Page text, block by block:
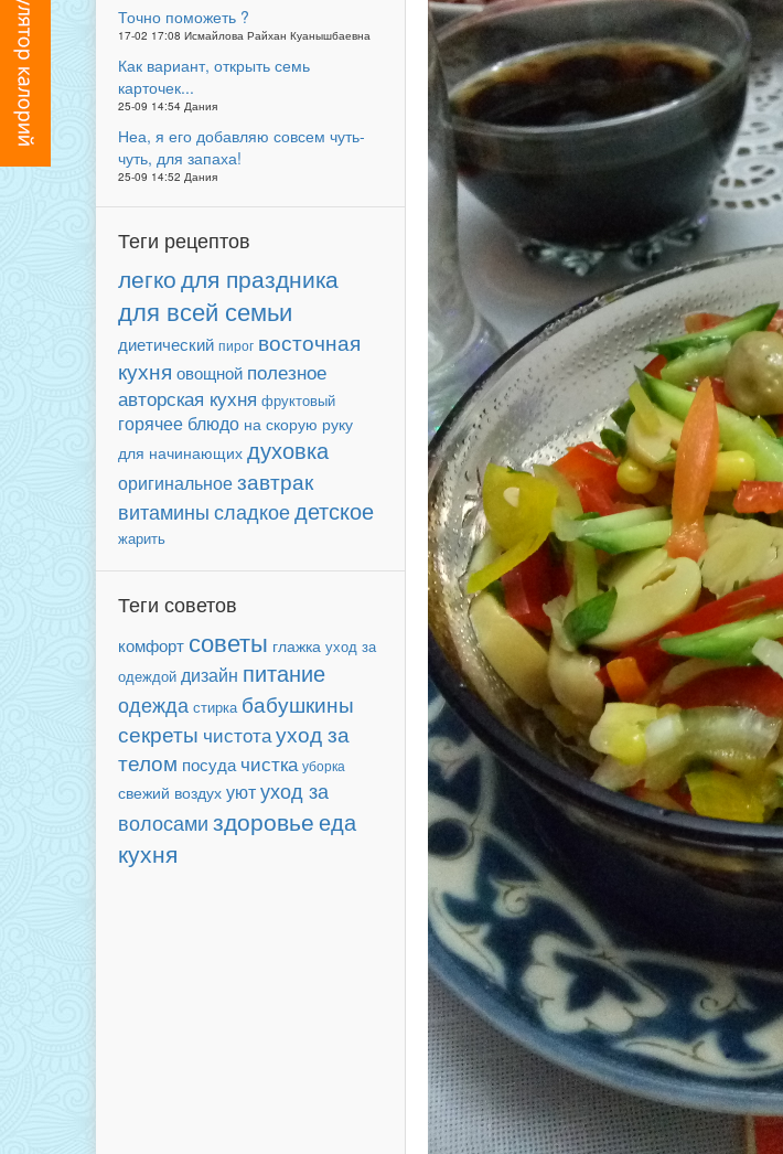
Точно поможеть ?
17-02 17:08 Исмайлова Райхан Куанышбаевна
Как вариант, открыть семь
карточек...
25-09 14:54 Дания
Неа, я его добавляю совсем чуть-
чуть, для запаха!
25-09 14:52 Дания
Теги рецептов
легкодля праздника
для всей семьи
диетический пирог восточная
кухня овощной полезное
авторская кухня фруктовый
горячее блюдо на скорую руку
для начинающих духовка
оригинальноезавтрак
витамины сладкоедетское
жарить
Теги советов
комфорт советы глажка уход за
одеждой дизайн питание
одежда стирка бабушкины
секреты чистотауход за
телом посуда чистка уборка
свежий воздух уютуход за
волосамиздоровьееда
кухня